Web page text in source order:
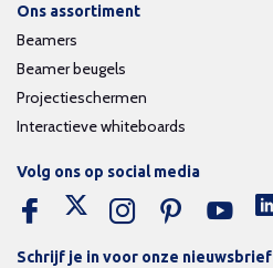
Ons assortiment
Beamers
Beamer beugels
Projectieschermen
Interactieve whiteboards
Schrijf je in voor onze nieuwsbrief
Volg ons op social media